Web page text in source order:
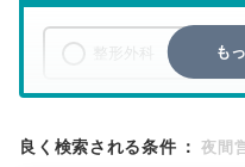
も
良く検索される条件 ： 夜間